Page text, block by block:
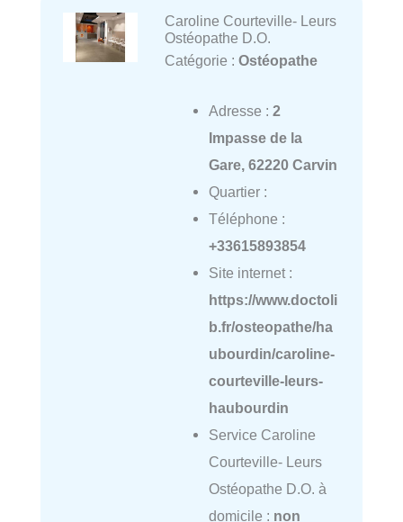
Caroline Courteville- Leurs
Ostéopathe D.O.
Catégorie : Ostéopathe
Adresse : 2
Impasse de la
Gare, 62220 Carvin
Quartier :
Téléphone :
+33615893854
Site internet :
https://www.doctoli
b.fr/osteopathe/ha
ubourdin/caroline-
courteville-leurs-
haubourdin
Service Caroline
Courteville- Leurs
Ostéopathe D.O. à
domicile : non